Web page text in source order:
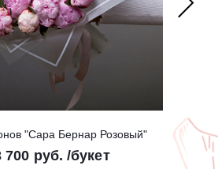
"Сара Бернар Розовый"
700 руб. /букет от